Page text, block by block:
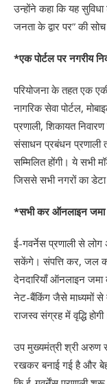
उन्होंने कहा कि यह
जनता के द्वार पर” की
*एक पोर्टल पर नगरीय
परियोजना के तहत एक
नागरिक सेवा पोर्टल,
प्रणाली, शिकायत
संसाधन प्रबंधन प्रणाली
सम्मिलित होंगी। ये सभी
जिससे सभी नगरों का
*सभी कर ऑनलाइन जमा
ई-गवर्नेस प्रणाली से
सकेंगे। संपत्ति कर, जल
देनदारियाँ ऑनलाइन
नेट-बैंकिंग जैसे माध्यमों से
राजस्व संग्रह में वृद्धि
उप मुख्यमंत्री श्री अरुण
रखकर बनाई गई है और